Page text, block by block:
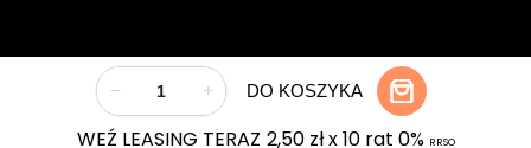
− + DO KOSZYKA
WEŹ LEASING TERAZ 2,50 zł x 10 rat 0% RRSO